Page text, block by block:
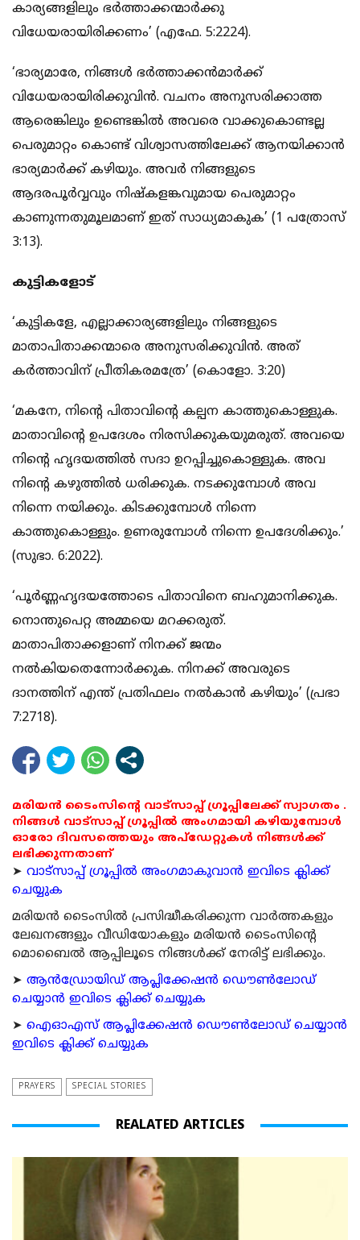
കാര്യങ്ങളിലും ഭര്‍ത്താക്കന്മാര്‍ക്കു
വിധേയരായിരിക്കണം’ (എഫേ. 5:2224).
‘ഭാര്യമാരേ, നിങ്ങള്‍ ഭര്‍ത്താക്കന്‍മാര്‍ക്ക്
വിധേയരായിരിക്കുവിന്‍. വചനം അനുസരിക്കാത്ത
ആരെങ്കിലും ഉണ്ടെങ്കില്‍ അവരെ വാക്കുകൊണ്ടല്ല
പെരുമാറ്റം കൊണ്ട് വിശ്വാസത്തിലേക്ക് ആനയിക്കാന്‍
ഭാര്യമാര്‍ക്ക് കഴിയും. അവര്‍ നിങ്ങളുടെ
ആദരപൂര്‍വ്വവും നിഷ്‌കളങ്കവുമായ പെരുമാറ്റം
കാണുന്നതുമൂലമാണ് ഇത് സാധ്യമാകുക’ (1 പത്രോസ്
3:13).
കുട്ടികളോട്
‘കുട്ടികളേ, എല്ലാക്കാര്യങ്ങളിലും നിങ്ങളുടെ
മാതാപിതാക്കന്മാരെ അനുസരിക്കുവിന്‍. അത്
കര്‍ത്താവിന് പ്രീതികരമത്രേ’ (കൊളോ. 3:20)
‘മകനേ, നിന്റെ പിതാവിന്റെ കല്പന കാത്തുകൊള്ളുക.
മാതാവിന്റെ ഉപദേശം നിരസിക്കുകയുമരുത്. അവയെ
നിന്റെ ഹൃദയത്തില്‍ സദാ ഉറപ്പിച്ചുകൊള്ളുക. അവ
നിന്റെ കഴുത്തില്‍ ധരിക്കുക. നടക്കുമ്പോള്‍ അവ
നിന്നെ നയിക്കും. കിടക്കുമ്പോള്‍ നിന്നെ
കാത്തുകൊള്ളും. ഉണരുമ്പോള്‍ നിന്നെ ഉപദേശിക്കും.’
(സുഭാ. 6:2022).
‘പൂര്‍ണ്ണഹൃദയത്തോടെ പിതാവിനെ ബഹുമാനിക്കുക.
നൊന്തുപെറ്റ അമ്മയെ മറക്കരുത്.
മാതാപിതാക്കളാണ് നിനക്ക് ജന്മം
നല്‍കിയതെന്നോര്‍ക്കുക. നിനക്ക് അവരുടെ
ദാനത്തിന് എന്ത് പ്രതിഫലം നല്‍കാന്‍ കഴിയും’ (പ്രഭാ
7:2718).
മരിയൻ ടൈംസിന്റെ വാട്സാപ്പ് ഗ്രൂപ്പിലേക്ക് സ്വാഗതം .
നിങ്ങൾ വാട്സാപ്പ് ഗ്രൂപ്പിൽ അംഗമായി കഴിയുമ്പോൾ
ഓരോ ദിവസത്തെയും അപ്ഡേറ്റുകൾ നിങ്ങൾക്ക്
ലഭിക്കുന്നതാണ്
➤ വാട്സാപ്പ് ഗ്രൂപ്പിൽ അംഗമാകുവാൻ ഇവിടെ ക്ലിക്ക്
ചെയ്യുക
മരിയന്‍ ടൈംസില്‍ പ്രസിദ്ധീകരിക്കുന്ന വാര്‍ത്തകളും
ലേഖനങ്ങളും വീഡിയോകളും മരിയന്‍ ടൈംസിന്റെ
മൊബൈല്‍ ആപ്പിലൂടെ നിങ്ങള്‍ക്ക് നേരിട്ട് ലഭിക്കും.
➤ ആന്‍ഡ്രോയിഡ് ആപ്ലിക്കേഷന്‍ ഡൌണ്‍ലോഡ്
ചെയ്യാന്‍ ഇവിടെ ക്ലിക്ക് ചെയ്യുക
➤ ഐഓഎസ് ആപ്ലിക്കേഷന്‍ ഡൌണ്‍ലോഡ് ചെയ്യാന്‍
ഇവിടെ ക്ലിക്ക് ചെയ്യുക
PRAYERS SPECIAL STORIES
REALATED ARTICLES